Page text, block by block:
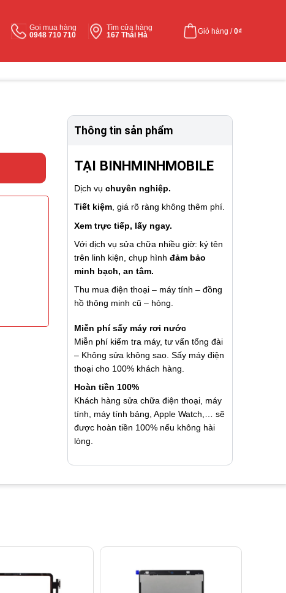
Gọi mua hàng
0948 710 710
Tìm cửa hàng
167 Thái Hà
Giỏ hàng /0₫
Thông tin sản phẩm
TẠI BINHMINHMOBILE
Dịch vụ chuyên nghiệp.
Tiết kiệm, giá rõ ràng không thêm phí.
Xem trực tiếp, lấy ngay.
Với dịch vụ sửa chữa nhiều giờ: ký tên
trên linh kiện, chụp hình đảm bảo
minh bạch, an tâm.
Thu mua điện thoại – máy tính – đồng
hồ thông minh cũ – hỏng.
Miễn phí sấy máy rơi nước
Miễn phí kiểm tra máy, tư vấn tổng đài
– Không sửa không sao. Sấy máy điện
thoại cho 100% khách hàng.
Hoàn tiền 100%
Khách hàng sửa chữa điện thoại, máy
tính, máy tính bảng, Apple Watch,… sẽ
được hoàn tiền 100% nếu không hài
lòng.